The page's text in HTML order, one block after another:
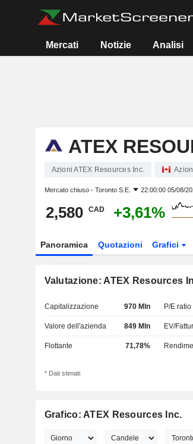
Mercati Notizie Analisi
ATEX
Azioni ATEX Resources Inc.
Mercato chiuso - Toronto S.E. 22:00:00 05/08/
2,580 CAD +3,61%
Panoramica Quotazioni Grafici
Valutazione: ATEX Resources
Capitalizzazione 970 Mln P/E
Valore dell'azienda 849 Mln EV/
Flottante 71,78%
* Dati stimati
Grafico: ATEX Resources Inc.